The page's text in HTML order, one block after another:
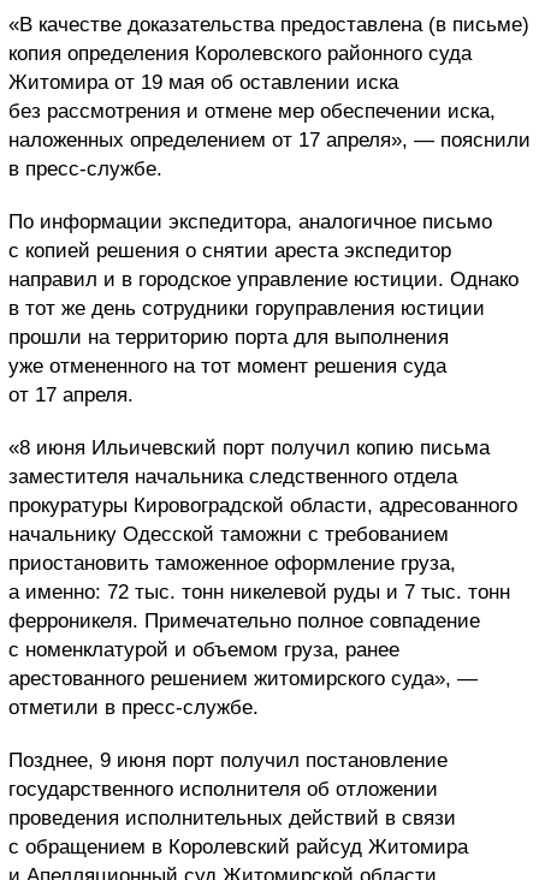
«В качестве доказательства предоставлена (в письме)
копия определения Королевского районного суда
Житомира от 19 мая об оставлении иска
без рассмотрения и отмене мер обеспечении иска,
наложенных определением от 17 апреля», — пояснили
в пресс-службе.
По информации экспедитора, аналогичное письмо
с копией решения о снятии ареста экспедитор
направил и в городское управление юстиции. Однако
в тот же день сотрудники горуправления юстиции
прошли на территорию порта для выполнения
уже отмененного на тот момент решения суда
от 17 апреля.
«8 июня Ильичевский порт получил копию письма
заместителя начальника следственного отдела
прокуратуры Кировоградской области, адресованного
начальнику Одесской таможни с требованием
приостановить таможенное оформление груза,
а именно: 72 тыс. тонн никелевой руды и 7 тыс. тонн
ферроникеля. Примечательно полное совпадение
с номенклатурой и объемом груза, ранее
арестованного решением житомирского суда», —
отметили в пресс-службе.
Позднее, 9 июня порт получил постановление
государственного исполнителя об отложении
проведения исполнительных действий в связи
с обращением в Королевский райсуд Житомира